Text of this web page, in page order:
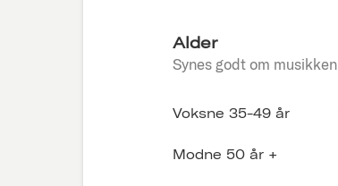
Alder
Synes godt om musikken
Voksne 35-49 år
Modne 50 år +